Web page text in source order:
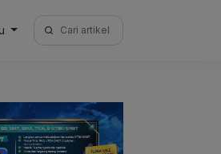
Search
for: